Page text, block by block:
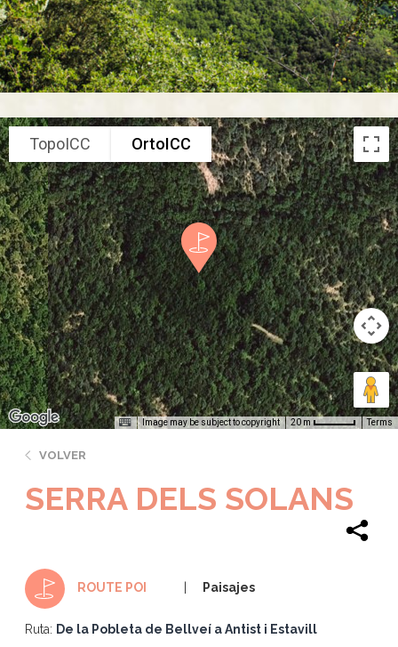
TopoICC OrtoICC
Image may be subject to copyright 20 m Terms
VOLVER
SERRA DELS SOLANS
ROUTE POI Paisajes
Ruta: De la Pobleta de Bellveí a Antist i Estavill